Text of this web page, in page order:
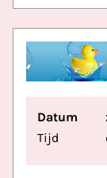
Datum
Tijd